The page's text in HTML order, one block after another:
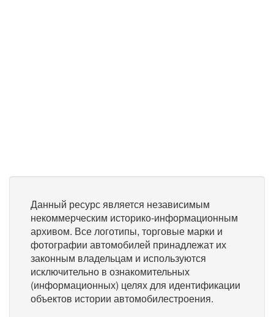
Данный ресурс является независимым
некоммерческим историко-информационным
архивом. Все логотипы, торговые марки и
фотографии автомобилей принадлежат их
законным владельцам и используются
исключительно в ознакомительных
(информационных) целях для идентификации
объектов истории автомобилестроения.